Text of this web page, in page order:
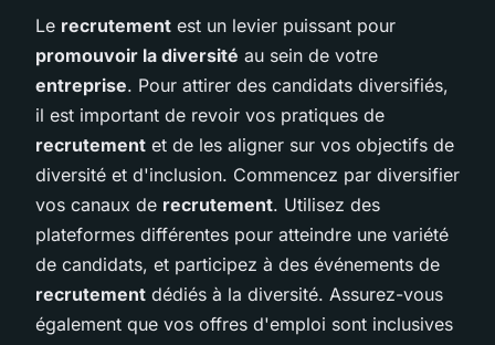
Le recrutement est un levier puissant pour
promouvoir la diversité au sein de votre
entreprise. Pour attirer des candidats diversifiés,
il est important de revoir vos pratiques de
recrutement et de les aligner sur vos objectifs de
diversité et d'inclusion. Commencez par diversifier
vos canaux de recrutement. Utilisez des
plateformes différentes pour atteindre une variété
de candidats, et participez à des événements de
recrutement dédiés à la diversité. Assurez-vous
également que vos offres d'emploi sont inclusives